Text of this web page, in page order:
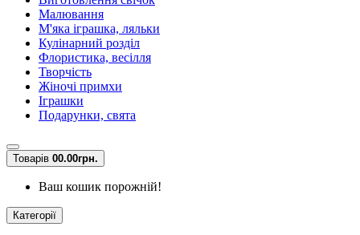
Малювання
М'яка іграшка, ляльки
Кулінарний розділ
Флористика, весілля
Творчість
Жіночі примхи
Іграшки
Подарунки, свята
Товарів 00.00грн.
Ваш кошик порожній!
Категорії